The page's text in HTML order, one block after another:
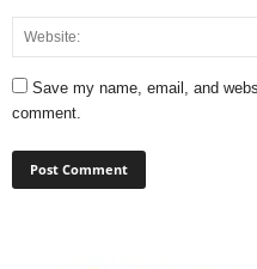
Save my name, email, and
comment.